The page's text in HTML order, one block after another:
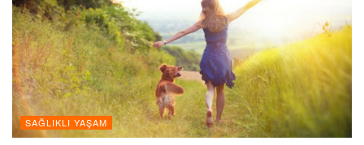
SAĞLIKLI YAŞAM